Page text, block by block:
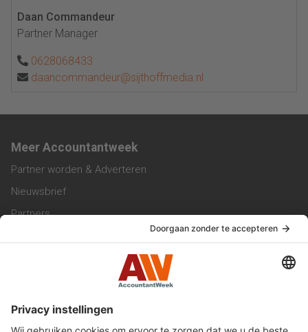
Daan Commandeur
Partner Manager
0628068433
daancommandeur@sijthoffmedia.nl
Meer Accountantweek
Partner worden & Adverteren
Nieuwsbrief
Partners
Werken bij ons